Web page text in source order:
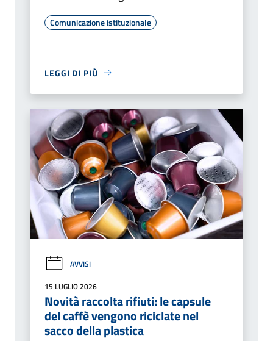
Comunicazione istituzionale
LEGGI DI PIÙ
AVVISI
15 LUGLIO 2026
Novità raccolta rifiuti: le capsule
del caffè vengono riciclate nel
sacco della plastica